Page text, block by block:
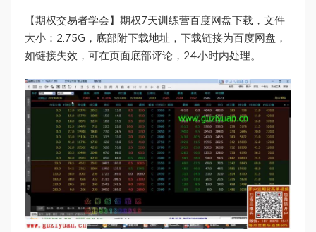
【期权交易者学会】期权7天训练营百度网盘下载，文件
大小：2.75G，底部附下载地址，下载链接为百度网盘，
如链接失效，可在页面底部评论，24小时内处理。